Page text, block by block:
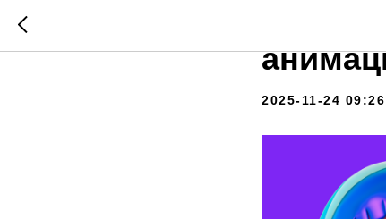
2025-11-24 09:26